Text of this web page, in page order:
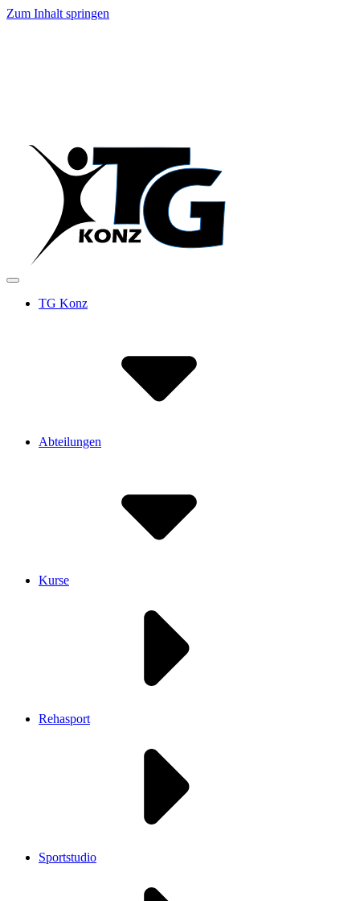
Zum Inhalt springen
TG Konz
Abteilungen
Kurse
Rehasport
Sportstudio